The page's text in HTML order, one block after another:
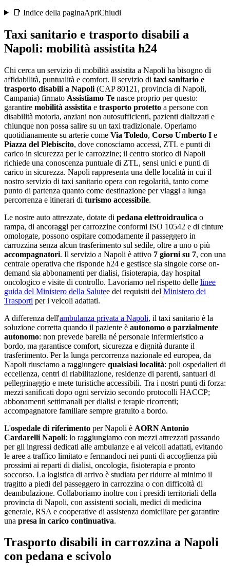
📑 Indice della paginaApriChiudi
Taxi sanitario e trasporto disabili a
Napoli: mobilità assistita h24
Chi cerca un servizio di mobilità assistita a Napoli ha bisogno di
affidabilità, puntualità e comfort. Il servizio di taxi sanitario e
trasporto disabili a Napoli (CAP80121 , provincia di Napoli,
Campania) firmato Assistiamo Te nasce proprio per questo:
garantire mobilità assistita e trasporto protetto a persone con
disabilità motoria, anziani non autosufficienti, pazienti dializzati e
chiunque non possa salire su un taxi tradizionale. Operiamo
quotidianamente su arterie come Via Toledo, Corso Umberto I e
Piazza del Plebiscito, dove conosciamo accessi, ZTL e punti di
carico in sicurezza per le carrozzine; il centro storico di Napoli
richiede una conoscenza puntuale di ZTL, sensi unici e punti di
carico in sicurezza. Napoli rappresenta una delle località in cui il
nostro servizio di taxi sanitario opera con regolarità, tanto come
punto di partenza quanto come destinazione per viaggi a lunga
percorrenza e itinerari di turismo accessibile.
Le nostre auto attrezzate, dotate di pedana elettroidraulica o
rampa, di ancoraggi per carrozzine conformi ISO 10542 e di cinture
omologate, possono ospitare comodamente il passeggero in
carrozzina senza alcun trasferimento sul sedile, oltre a uno o più
accompagnatori. Il servizio a Napoli è attivo 7 giorni su 7, con una
centrale operativa che risponde h24 e gestisce sia singole corse on-
demand sia abbonamenti per dialisi, fisioterapia, day hospital
oncologico e visite di controllo. Lavoriamo nel rispetto delle linee
guida del Ministero della Salutee dei requisiti del Ministero dei
Trasporti per i veicoli adattati.
A differenza dell'ambulanza privata a Napoli, il taxi sanitario è la
soluzione corretta quando il paziente è autonomo o parzialmente
autonomo: non prevede barella né personale infermieristico a
bordo, ma garantisce comfort, sicurezza e dignità durante il
trasferimento. Per la lunga percorrenza nazionale ed europea, da
Napoli riusciamo a raggiungere qualsiasi località: poli ospedalieri di
eccellenza, centri di riabilitazione, residenze di parenti, santuari di
pellegrinaggio e mete turistiche accessibili. Tra i nostri punti di forza:
mezzi sanificati dopo ogni servizio secondo protocolli HACCP;
abbonamenti settimanali per dialisi e terapie ricorrenti;
accompagnatore familiare sempre gratuito a bordo.
L'ospedale di riferimento perNapoli è AORN Antonio
Cardarelli Napoli: lo raggiungiamo con mezzi attrezzati passando
per gli ingressi dedicati alle ambulanze e ai veicoli adattati, evitando
le aree a traffico limitato e fermandoci nei punti di accoglienza più
prossimi ai reparti di dialisi, oncologia, fisioterapia e pronto
soccorso. La logistica di arrivo è studiata per ridurre al minimo il
tragitto a piedi del passeggero in carrozzina o con difficoltà di
deambulazione. Collaboriamo inoltre con i presidi territoriali della
provincia di Napoli, con assistenti sociali, medici di medicina
generale, RSA e cooperative di assistenza domiciliare per garantire
una presa in carico continuativa.
Trasporto disabili in carrozzina a Napoli
con pedana e scivolo